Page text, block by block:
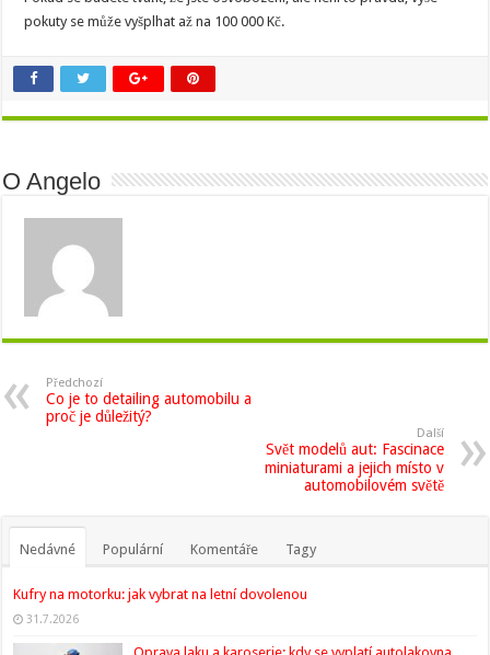
pokuty se může vyšplhat až na 100 000 Kč.
O Angelo
Předchozí
Co je to detailing automobilu a
proč je důležitý?
Další
Svět modelů aut: Fascinace
miniaturami a jejich místo v
automobilovém světě
Nedávné Populární Komentáře Tagy
Kufry na motorku: jak vybrat na letní dovolenou
31.7.2026